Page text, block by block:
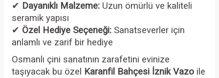
✔ Dayanıklı Malzeme: Uzun ömürlü ve kaliteli
seramik yapısı
✔ Özel Hediye Seçeneği: Sanatseverler için
anlamlı ve zarif bir hediye
Osmanlı çini sanatının zarafetini evinize
taşıyacak bu özel Karanfil Bahçesi İznik Vazo ile